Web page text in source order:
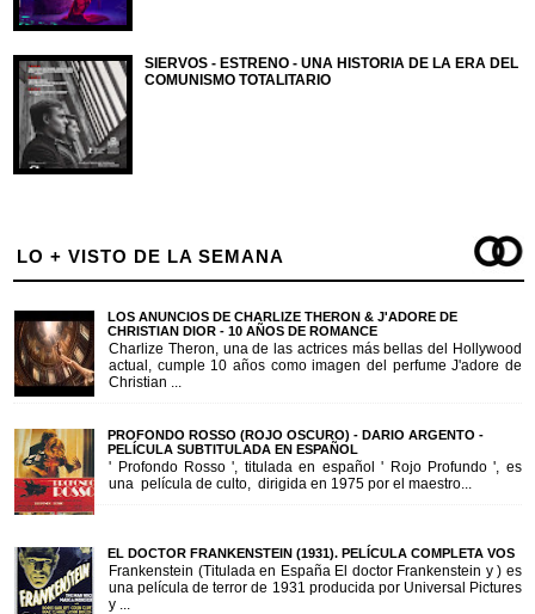
SIERVOS - ESTRENO - UNA HISTORIA DE LA ERA DEL
COMUNISMO TOTALITARIO
LO + VISTO DE LA SEMANA
LOS ANUNCIOS DE CHARLIZE THERON & J'ADORE DE
CHRISTIAN DIOR - 10 AÑOS DE ROMANCE
Charlize Theron, una de las actrices más bellas del Hollywood
actual, cumple 10 años como imagen del perfume J'adore de
Christian ...
PROFONDO ROSSO (ROJO OSCURO) - DARIO ARGENTO -
PELÍCULA SUBTITULADA EN ESPAÑOL
' Profondo Rosso ', titulada en español ' Rojo Profundo ', es
una película de culto, dirigida en 1975 por el maestro...
EL DOCTOR FRANKENSTEIN (1931). PELÍCULA COMPLETA VOS
Frankenstein (Titulada en España El doctor Frankenstein y ) es
una película de terror de 1931 producida por Universal Pictures
y ...